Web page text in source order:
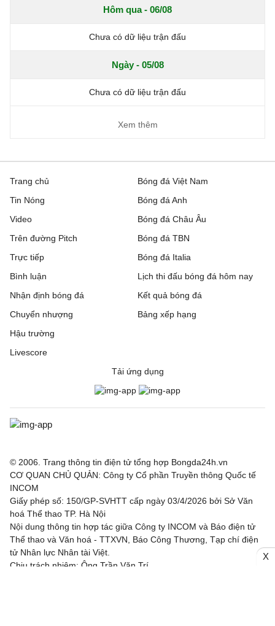
Hôm qua - 06/08
Chưa có dữ liệu trận đấu
Ngày - 05/08
Chưa có dữ liệu trận đấu
Xem thêm
Trang chủ
Tin Nóng
Video
Trên đường Pitch
Trực tiếp
Bóng đá Việt Nam
Bóng đá Anh
Bóng đá Châu Âu
Bóng đá TBN
Bóng đá Italia
Bình luận
Nhận định bóng đá
Chuyển nhượng
Hậu trường
Livescore
Lịch thi đấu bóng đá hôm nay
Kết quả bóng đá
Bảng xếp hạng
Tải ứng dụng
© 2006. Trang thông tin điện tử tổng hợp Bongda24h.vn
CƠ QUAN CHỦ QUẢN: Công ty Cổ phần Truyền thông Quốc tế
INCOM
Giấy phép số: 150/GP-SVHTT cấp ngày 03/4/2026 bởi Sở Văn
hoá Thể thao TP. Hà Nội
Nội dung thông tin hợp tác giữa Công ty INCOM và Báo điện tử
Thể thao và Văn hoá - TTXVN, Báo Công Thương, Tạp chí điện
tử Nhân lực Nhân tài Việt.
Chịu trách nhiệm: Ông Trần Văn Trí
X